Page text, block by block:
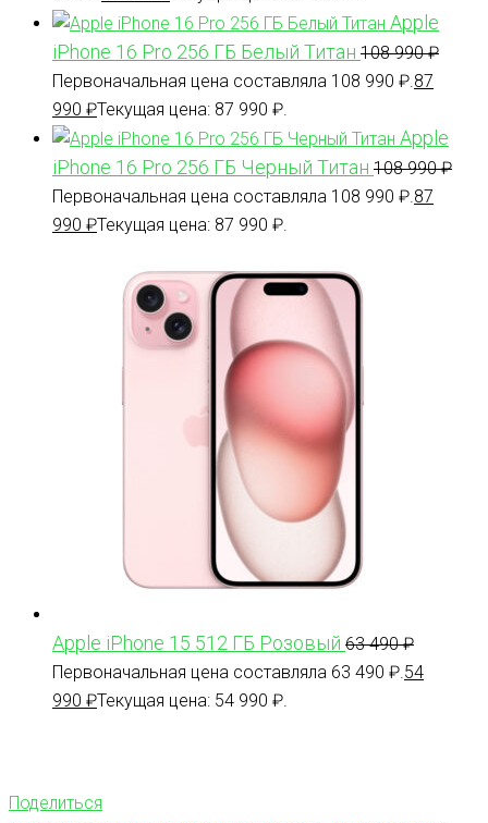
Apple
iPhone 16 Pro 256 ГБ Белый Титан 108 990₽
Первоначальная цена составляла 108 990 ₽. 87
990 ₽Текущая цена: 87 990 ₽.
Apple
iPhone 16 Pro 256 ГБ Черный Титан 108 990₽
Первоначальная цена составляла 108 990 ₽. 87
990 ₽Текущая цена: 87 990 ₽.
Apple iPhone 15 512 ГБ Розовый 63 490₽
Первоначальная цена составляла 63 490 ₽. 54
990 ₽Текущая цена: 54 990 ₽.
Поделиться